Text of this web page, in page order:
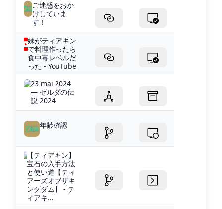
ご迷惑をおか
けしていま
す！
妹がティアキン
で料理作ったら
食中毒レベルだ
った - YouTube
23 mai 2024
— ゼルダの伝
説 2024
年齢確認
【ティアキン】
宝石の入手方法
と使い道【ティ
アーズオブザキ
ングダム】 - テ
ィアキ...